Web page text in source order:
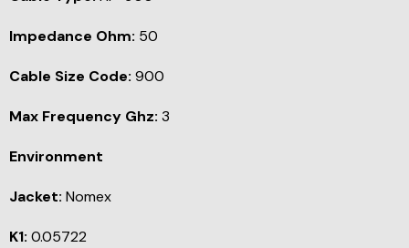
Impedance Ohm: 50
Cable Size Code: 900
Max Frequency Ghz: 3
Environment
Jacket: Nomex
K1: 0.05722